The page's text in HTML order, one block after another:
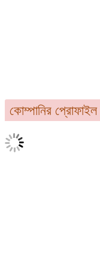
কোম্পানির প্রোফাইল